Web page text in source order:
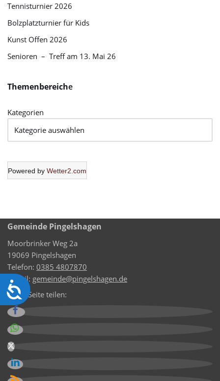
Barrierefreiheit
Tennisturnier 2026
Bolzplatzturnier für Kids
Kunst Offen 2026
Senioren – Treff am 13. Mai 26
Themenbereiche
Kategorien
Powered by Wetter2.com
Gemeinde Pingelshagen
Moorbrinker Weg 2a
19069 Pingelshagen
Telefon: 0385 4807870
E-Mail: gemeinde@pingelshagen.de
Diese Seite teilen: